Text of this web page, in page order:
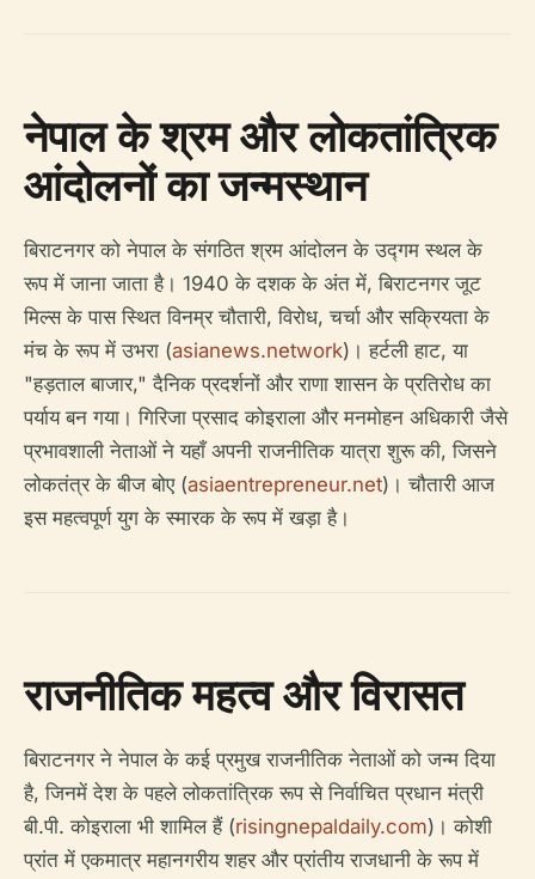
नेपाल के श्रम और लोकतांत्रिक
आंदोलनों का जन्मस्थान
बिराटनगर को नेपाल के संगठित श्रम आंदोलन के उद्गम स्थल के
रूप में जाना जाता है। 1940 के दशक के अंत में, बिराटनगर जूट
मिल्स के पास स्थित विनम्र चौतारी, विरोध, चर्चा और सक्रियता के
मंच के रूप में उभरा (asianews.network)। हर्टली हाट, या
"हड़ताल बाजार," दैनिक प्रदर्शनों और राणा शासन के प्रतिरोध का
पर्याय बन गया। गिरिजा प्रसाद कोइराला और मनमोहन अधिकारी जैसे
प्रभावशाली नेताओं ने यहाँ अपनी राजनीतिक यात्रा शुरू की, जिसने
लोकतंत्र के बीज बोए (asiaentrepreneur.net)। चौतारी आज
इस महत्वपूर्ण युग के स्मारक के रूप में खड़ा है।
राजनीतिक महत्व और विरासत
बिराटनगर ने नेपाल के कई प्रमुख राजनीतिक नेताओं को जन्म दिया
है, जिनमें देश के पहले लोकतांत्रिक रूप से निर्वाचित प्रधान मंत्री
बी.पी. कोइराला भी शामिल हैं (risingnepaldaily.com)। कोशी
प्रांत में एकमात्र महानगरीय शहर और प्रांतीय राजधानी के रूप में